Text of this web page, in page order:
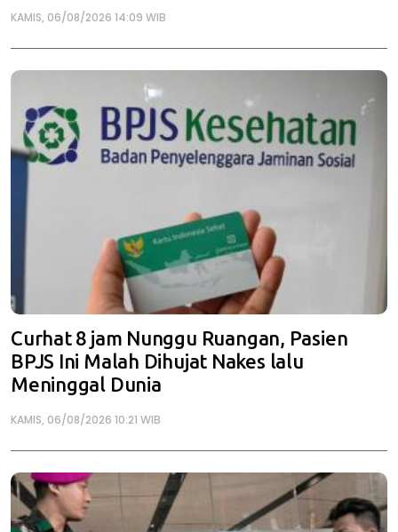
KAMIS, 06/08/2026 14:09 WIB
Curhat 8 jam Nunggu Ruangan, Pasien
BPJS Ini Malah Dihujat Nakes lalu
Meninggal Dunia
KAMIS, 06/08/2026 10:21 WIB